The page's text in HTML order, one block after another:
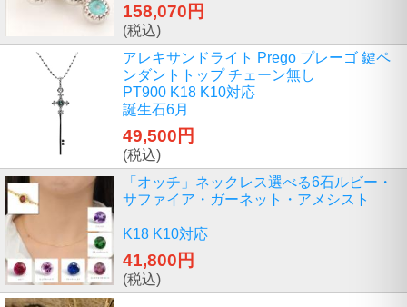
158,070円
(税込)
アレキサンドライト Prego プレーゴ 鍵ペ
ンダントトップ チェーン無し
PT900 K18 K10対応
誕生石6月
49,500円
(税込)
「オッチ」ネックレス選べる6石ルビー・
サファイア・ガーネット・アメシスト
K18 K10対応
41,800円
(税込)